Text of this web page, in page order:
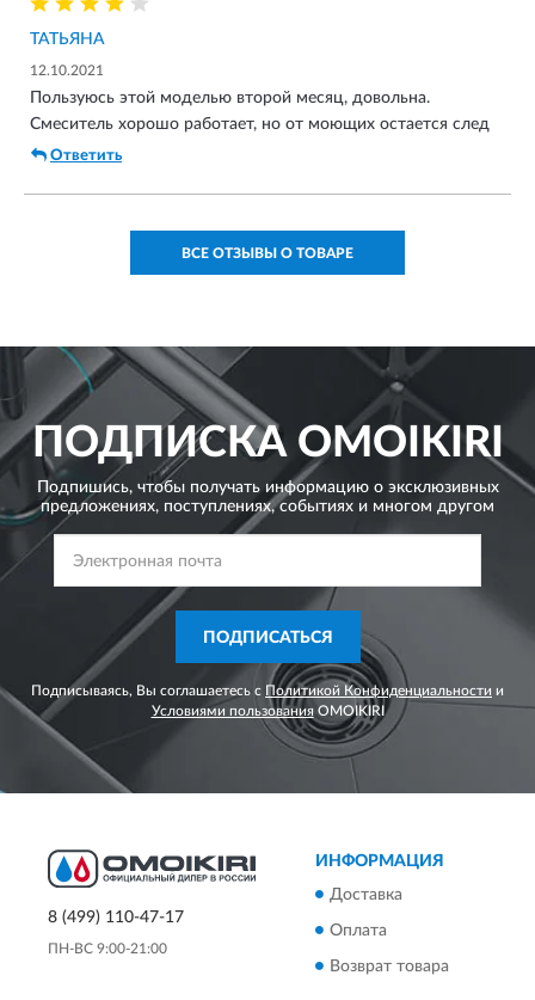
ТАТЬЯНА
12.10.2021
Пользуюсь этой моделью второй месяц, довольна.
Смеситель хорошо работает, но от моющих остается след
Ответить
ВСЕ ОТЗЫВЫ О ТОВАРЕ
ПОДПИСКАOMOIKIRI
Подпишись, чтобы получать информацию о эксклюзивных
предложениях, поступлениях, событиях и многом другом
ПОДПИСАТЬСЯ
Подписываясь, Вы соглашаетесь с Политикой Конфиденциальности и
Условиями пользованияOMOIKIRI
8 (499) 110-47-17
ПН-ВС 9:00-21:00
ИНФОРМАЦИЯ
Доставка
Оплата
Возврат товара